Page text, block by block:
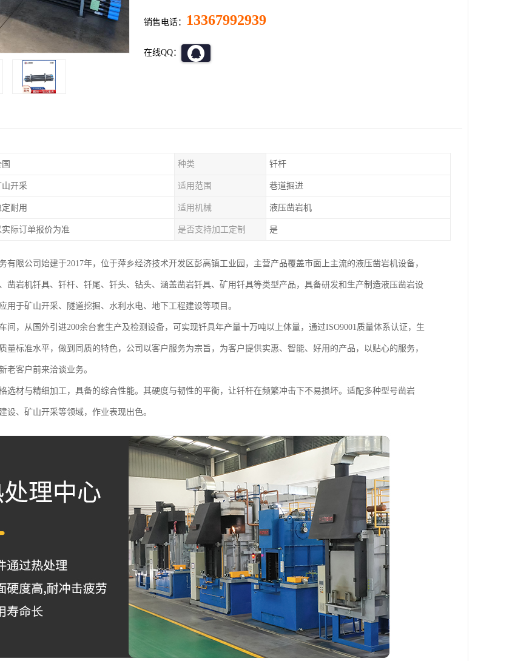
销售电话： 13367992939
在线QQ：
种类 钎杆
山开采 适用范围 巷道掘进
定耐用 适用机械 液压凿岩机
实际订单报价为准 是否支持加工定制 是
有限公司始建于2017年，位于萍乡经济技术开发区彭高镇工业园，主营产品覆盖市面上主流的液压凿岩机设备，
凿岩机钎具、钎杆、钎尾、钎头、钻头、涵盖凿岩钎具、矿用钎具等类型产品，具备研发和生产制造液压凿岩设
用于矿山开采、隧道挖掘、水利水电、地下工程建设等项目。
间，从国外引进200余台套生产及检测设备，可实现钎具年产量十万吨以上体量，通过ISO9001质量体系认证，生
量标准水平，做到同质的特色，公司以客户服务为宗旨，为客户提供实惠、智能、好用的产品，以贴心的服务，
老客户前来洽谈业务。
选材与精细加工，具备的综合性能。其硬度与韧性的平衡，让钎杆在频繁冲击下不易损坏。适配多种型号凿岩
设、矿山开采等领域，作业表现出色。​